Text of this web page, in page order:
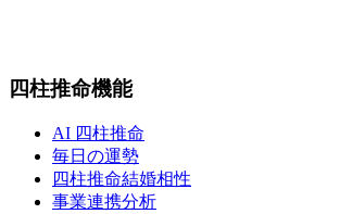
四柱推命機能
AI 四柱推命
毎日の運勢
四柱推命結婚相性
事業連携分析